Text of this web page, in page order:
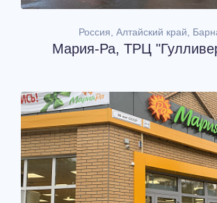
Россия, Алтайский край,
Мария-Ра, ТРЦ